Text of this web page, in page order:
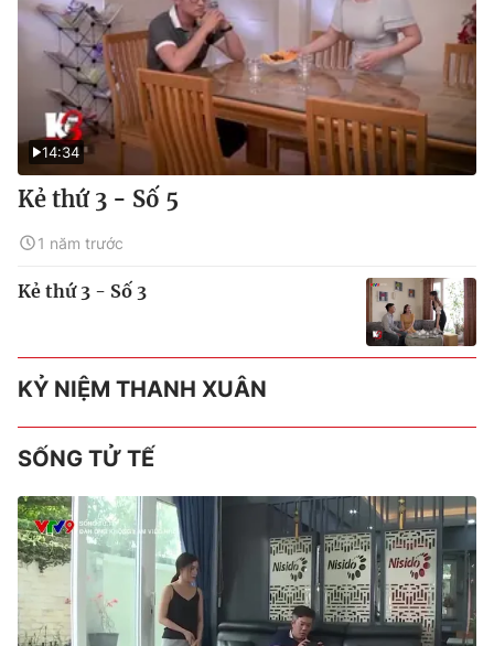
14:34
Kẻ thứ 3 - Số 5
1 năm trước
Kẻ thứ 3 - Số 3
KỶ NIỆM THANH XUÂN
SỐNG TỬ TẾ